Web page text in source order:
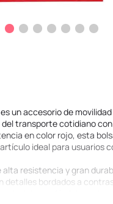
un accesorio de
transporte cotidiano
en color rojo, esta
ideal para usuarios
resistencia y gran
detalles bordados a